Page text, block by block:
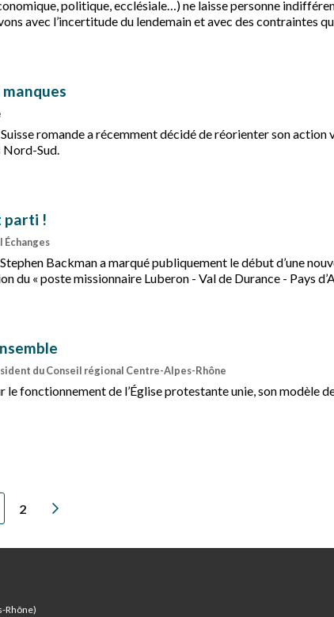
politique, ecclésiale…) ne laisse personne
avec l’incertitude du lendemain et avec des contraintes
romande a récemment décidé de réorienter son action
Nord-Sud.
parti !
Échanges
Backman a marqué publiquement le début d’une
du « poste missionnaire Luberon - Val de Durance - Pays
du Conseil régional Centre-Alpes-Rhône
le fonctionnement de l’Église protestante unie, son modèle
2
Rhône)